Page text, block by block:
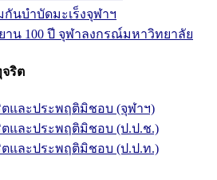
นบำบัดมะเร็งจุฬาฯ
าน 100 ปี จุฬาลงกรณ์มหาวิทยาลัย
จริต
ตและประพฤติมิชอบ (จุฬาฯ)
ตและประพฤติมิชอบ (ป.ป.ช.)
ตและประพฤติมิชอบ (ป.ป.ท.)